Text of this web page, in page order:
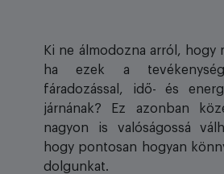
Ki ne álmodozna arról, hogy
ha ezek a
fáradozással, idő- és
járnának? Ez azonban
nagyon is valóságossá
hogy pontosan hogyan
dolgunkat.